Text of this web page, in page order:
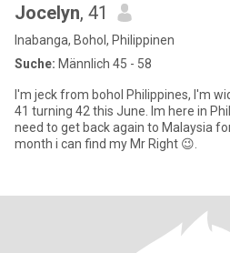
Jocelyn, 41
Inabanga, Bohol, Philippinen
Suche: Männlich 45 - 58
I'm jeck from bohol Philippines, I'm
41 turning 42 this June. Im here in
need to get back again to Malaysia
month i can find my Mr Right 😉.